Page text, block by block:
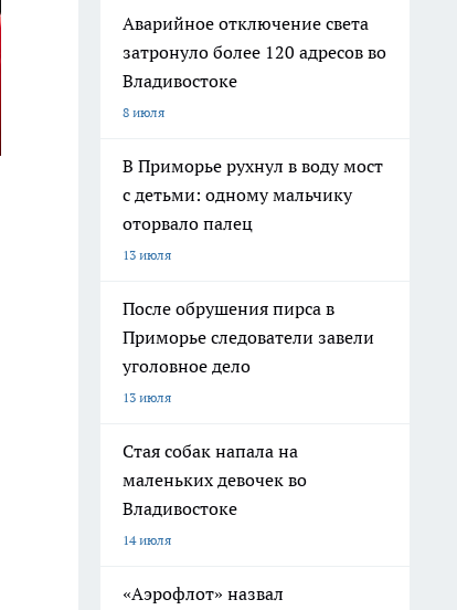
Аварийное отключение света
затронуло более 120 адресов во
Владивостоке
8 июля
В Приморье рухнул в воду мост
с детьми: одному мальчику
оторвало палец
13 июля
После обрушения пирса в
Приморье следователи завели
уголовное дело
13 июля
Стая собак напала на
маленьких девочек во
Владивостоке
14 июля
«Аэрофлот» назвал